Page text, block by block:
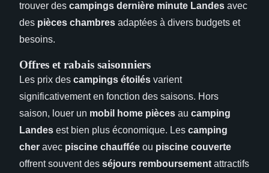
trouver des campings dernière minute Landes avec
des pièces chambres adaptées à divers budgets et
besoins.
Offres et rabais saisonniers
Les prix des campings étoilés varient
significativement en fonction des saisons. Hors
saison, louer un mobil home pièces au camping
Landes est bien plus économique. Les camping
cher avec piscine chauffée ou piscine couverte
offrent souvent des séjours remboursement attractifs